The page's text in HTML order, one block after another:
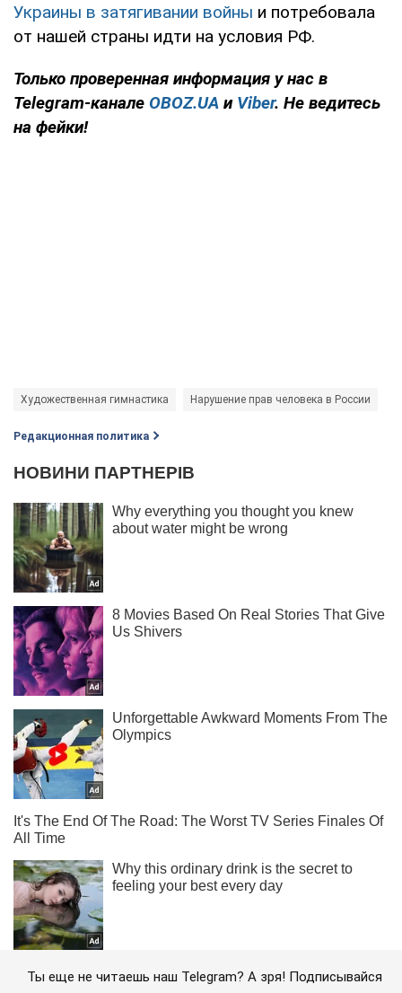
Украины в затягивании войны и потребовала
от нашей страны идти на условия РФ.
Только проверенная информация у нас в
Telegram-канале OBOZ.UA и Viber. Не ведитесь
на фейки!
Художественная гимнастика Нарушение прав человека в России
Редакционная политика
Ты еще не читаешь наш Telegram? А зря! Подписывайся